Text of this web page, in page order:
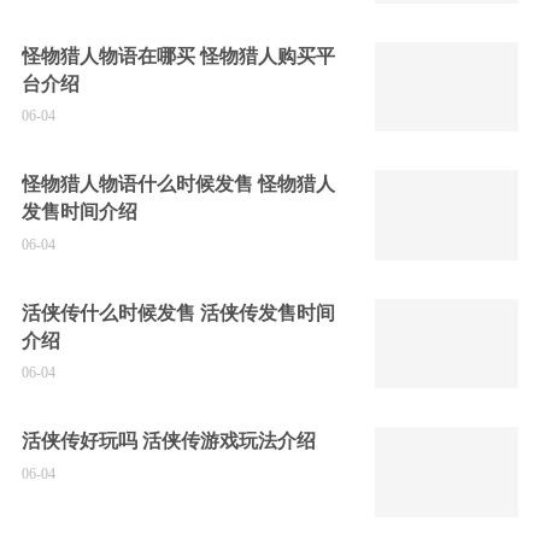
怪物猎人物语在哪买 怪物猎人购买平
台介绍
06-04
怪物猎人物语什么时候发售 怪物猎人
发售时间介绍
06-04
活侠传什么时候发售 活侠传发售时间
介绍
06-04
活侠传好玩吗 活侠传游戏玩法介绍
06-04